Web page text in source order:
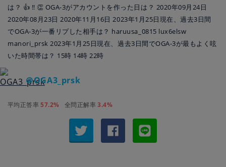
は？ 👍 ‼ 👏 OGA-3がアカウントを作った日は？ 2020年09月24日
2020年08月23日 2020年11月16日 2023年1月25日現在、過去3日間
でOGA-3が一番リプした相手は？ haruusa_0815 lux6elsw
manori_prsk 2023年1月25日現在、過去3日間でOGA-3が最もよく呟
いた時間帯は？ 15時 14時 22時
＠OGA3_prsk
平均正答率 57.2% 全問正解率3.4%